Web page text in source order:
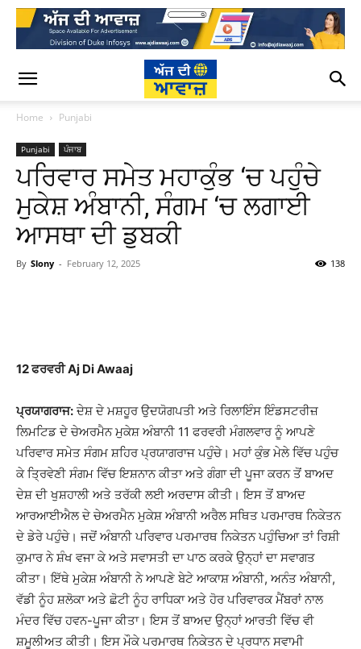
Home Punjabi
Punjabi ਪੰਜਾਬ
ਪਰਿਵਾਰ ਸਮੇਤ ਮਹਾਕੁੰਭ ‘ਚ ਪਹੁੰਚੇ
ਮੁਕੇਸ਼ ਅੰਬਾਨੀ, ਸੰਗਮ ‘ਚ ਲਗਾਈ
ਆਸਥਾ ਦੀ ਡੁਬਕੀ
By Slony - February 12, 2025 138
12 ਫਰਵਰੀ Aj Di Awaaj
ਪ੍ਰਯਾਗਰਾਜ: ਦੇਸ਼ ਦੇ ਮਸ਼ਹੂਰ ਉਦਯੋਗਪਤੀ ਅਤੇ ਰਿਲਾਇੰਸ ਇੰਡਸਟਰੀਜ਼
ਲਿਮਟਿਡ ਦੇ ਚੇਅਰਮੈਨ ਮੁਕੇਸ਼ ਅੰਬਾਨੀ 11 ਫਰਵਰੀ ਮੰਗਲਵਾਰ ਨੂੰ ਆਪਣੇ
ਪਰਿਵਾਰ ਸਮੇਤ ਸੰਗਮ ਸ਼ਹਿਰ ਪ੍ਰਯਾਗਰਾਜ ਪਹੁੰਚੇ। ਮਹਾਂ ਕੁੰਭ ਮੇਲੇ ਵਿੱਚ ਪਹੁੰਚ
ਕੇ ਤ੍ਰਿਵੇਣੀ ਸੰਗਮ ਵਿੱਚ ਇਸ਼ਨਾਨ ਕੀਤਾ ਅਤੇ ਗੰਗਾ ਦੀ ਪੂਜਾ ਕਰਨ ਤੋਂ ਬਾਅਦ
ਦੇਸ਼ ਦੀ ਖੁਸ਼ਹਾਲੀ ਅਤੇ ਤਰੱਕੀ ਲਈ ਅਰਦਾਸ ਕੀਤੀ। ਇਸ ਤੋਂ ਬਾਅਦ
ਆਰਆਈਐਲ ਦੇ ਚੇਅਰਮੈਨ ਮੁਕੇਸ਼ ਅੰਬਾਨੀ ਅਰੈਲ ਸਥਿਤ ਪਰਮਾਰਥ ਨਿਕੇਤਨ
ਦੇ ਡੇਰੇ ਪਹੁੰਚੇ। ਜਦੋਂ ਅੰਬਾਨੀ ਪਰਿਵਾਰ ਪਰਮਾਰਥ ਨਿਕੇਤਨ ਪਹੁੰਚਿਆ ਤਾਂ ਰਿਸ਼ੀ
ਕੁਮਾਰ ਨੇ ਸ਼ੰਖ ਵਜਾ ਕੇ ਅਤੇ ਸਵਾਸਤੀ ਦਾ ਪਾਠ ਕਰਕੇ ਉਨ੍ਹਾਂ ਦਾ ਸਵਾਗਤ
ਕੀਤਾ। ਇੱਥੇ ਮੁਕੇਸ਼ ਅੰਬਾਨੀ ਨੇ ਆਪਣੇ ਬੇਟੇ ਆਕਾਸ਼ ਅੰਬਾਨੀ, ਅਨੰਤ ਅੰਬਾਨੀ,
ਵੱਡੀ ਨੂੰਹ ਸ਼ਲੋਕਾ ਅਤੇ ਛੋਟੀ ਨੂੰਹ ਰਾਧਿਕਾ ਅਤੇ ਹੋਰ ਪਰਿਵਾਰਕ ਮੈਂਬਰਾਂ ਨਾਲ
ਮੰਦਰ ਵਿੱਚ ਹਵਨ-ਪੂਜਾ ਕੀਤਾ। ਇਸ ਤੋਂ ਬਾਅਦ ਉਨ੍ਹਾਂ ਆਰਤੀ ਵਿੱਚ ਵੀ
ਸ਼ਮੂਲੀਅਤ ਕੀਤੀ। ਇਸ ਮੌਕੇ ਪਰਮਾਰਥ ਨਿਕੇਤਨ ਦੇ ਪ੍ਰਧਾਨ ਸਵਾਮੀ